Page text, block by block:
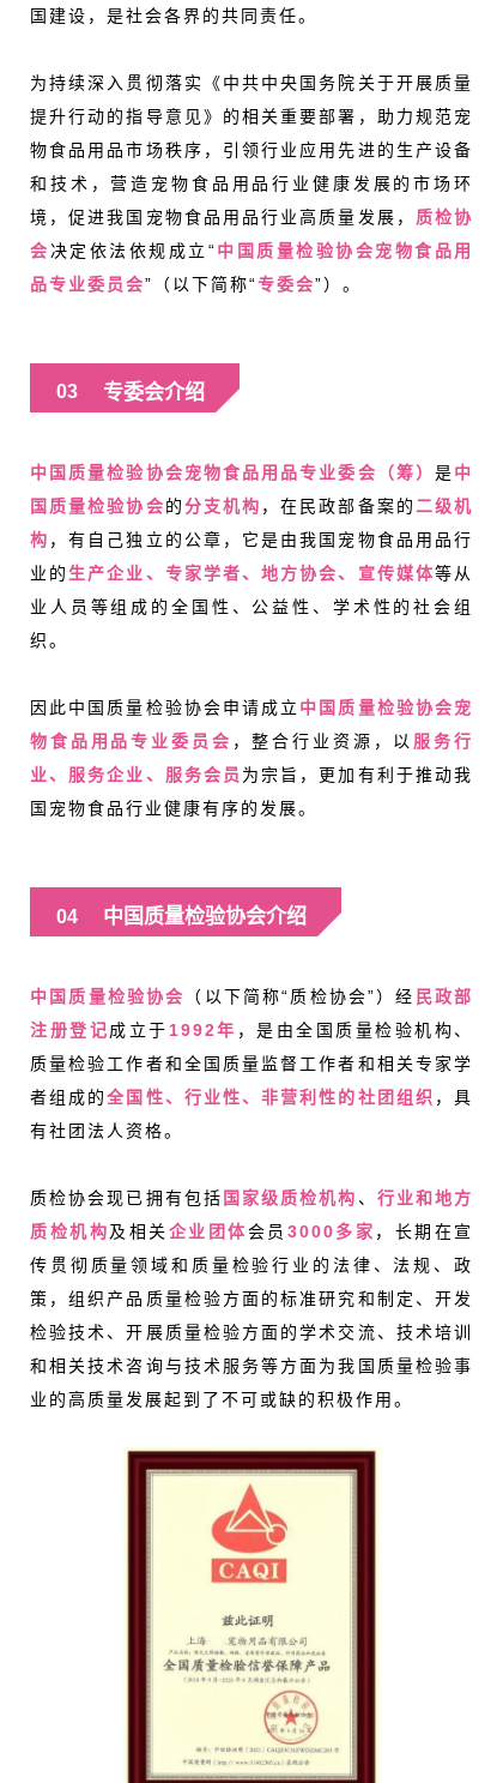
国建设，是社会各界的共同责任。
为持续深入贯彻落实《中共中央国务院关于开展质量
提升行动的指导意见》的相关重要部署，助力规范宠
物食品用品市场秩序，引领行业应用先进的生产设备
和技术，营造宠物食品用品行业健康发展的市场环
境，促进我国宠物食品用品行业高质量发展， 质检协
会决定依法依规成立“中国质量检验协会宠物食品用
品专业委员会”（以下简称“专委会”）。
03 专委会介绍
中国质量检验协会宠物食品用品专业委会（筹） 是中
国质量检验协会的分支机构 ，在民政部备案的 二级机
构 ，有自己独立的公章，它是由我国宠物食品用品行
业的生产企业、专家学者、地方协会、宣传媒体等从
业人员等组成的全国性、公益性、学术性的社会组
织。
因此中国质量检验协会申请成立 中国质量检验协会宠
物食品用品专业委员会 ，整合行业资源，以 服务行
业、服务企业、服务会员 为宗旨，更加有利于推动我
国宠物食品行业健康有序的发展。
04 中国质量检验协会介绍
中国质量检验协会 （以下简称“质检协会”）经 民政部
注册登记成立于 1992年 ，是由全国质量检验机构、
质量检验工作者和全国质量监督工作者和相关专家学
者组成的全国性、行业性、非营利性的社团组织 ，具
有社团法人资格。
质检协会现已拥有包括 国家级质检机构 、 行业和地方
质检机构及相关 企业团体会员 3000多家 ，长期在宣
传贯彻质量领域和质量检验行业的法律、法规、政
策，组织产品质量检验方面的标准研究和制定、开发
检验技术、开展质量检验方面的学术交流、技术培训
和相关技术咨询与技术服务等方面为我国质量检验事
业的高质量发展起到了不可或缺的积极作用。